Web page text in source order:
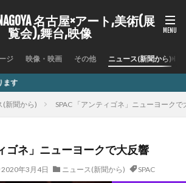
名古屋×アート,美術(展
覧会),舞台,映像
ジ 映像・映画 その他 ニュース(新聞から)
(新聞から) SPAC 「アンティゴネ」ニューヨークで
ゴネ」ニューヨークで大反響
2020年3月4日 ニュース(新聞から) SPAC